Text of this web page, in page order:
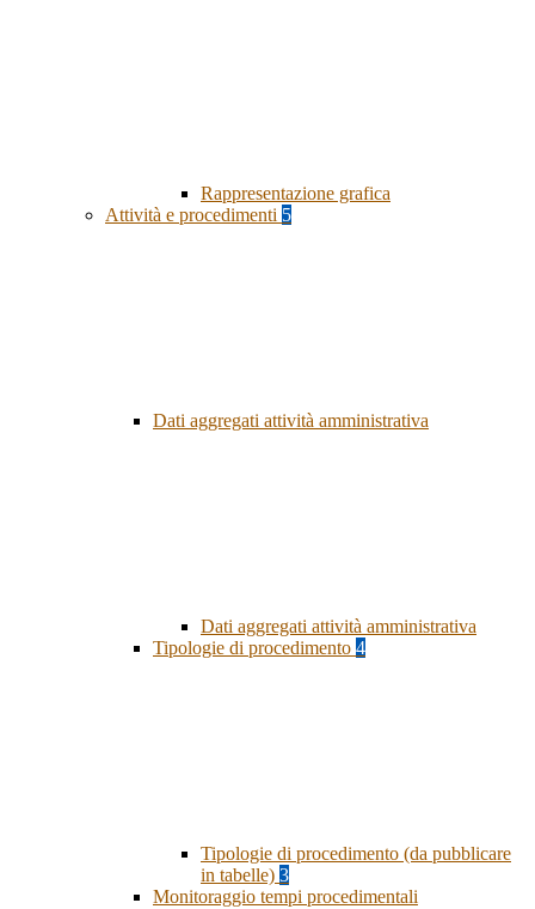
Rappresentazione grafica
Attività e procedimenti 5
Dati aggregati attività amministrativa
Dati aggregati attività amministrativa
Tipologie di procedimento 4
Tipologie di procedimento (da pubblicare
in tabelle) 3
Monitoraggio tempi procedimentali